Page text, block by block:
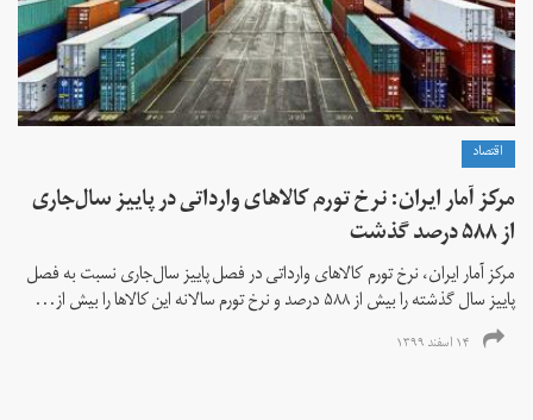
اقتصاد
مرکز آمار ایران: نرخ تورم کالاهای وارداتی در پاییز سال‌جاری
از ۵۸۸ درصد گذشت
مرکز آمار ایران، نرخ تورم كالاهای وارداتی در فصل پاییز سال‌جاری نسبت به فصل
پاییز سال گذشته را بیش از ۵۸۸ درصد و نرخ تورم سالانه این کالاها را بیش از...
۱۴ اسفند ۱۳۹۹